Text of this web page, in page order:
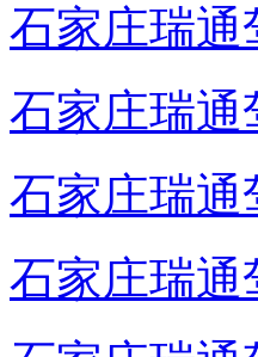
石家庄瑞通
石家庄瑞通
石家庄瑞通
石家庄瑞通